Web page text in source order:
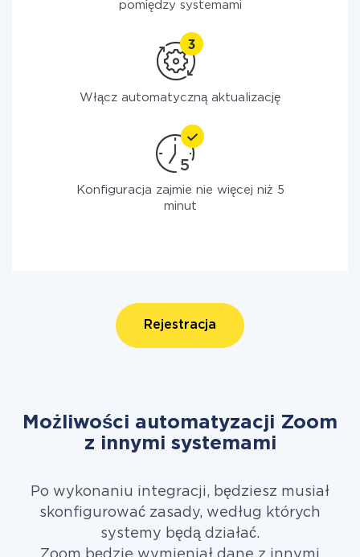
pomiędzy systemami
Włącz automatyczną aktualizację
Konfiguracja zajmie nie więcej niż 5
minut
Rejestracja
Możliwości automatyzacji Zoom
z innymi systemami
Po wykonaniu integracji, będziesz musiał
skonfigurować zasady, według których
systemy będą działać.